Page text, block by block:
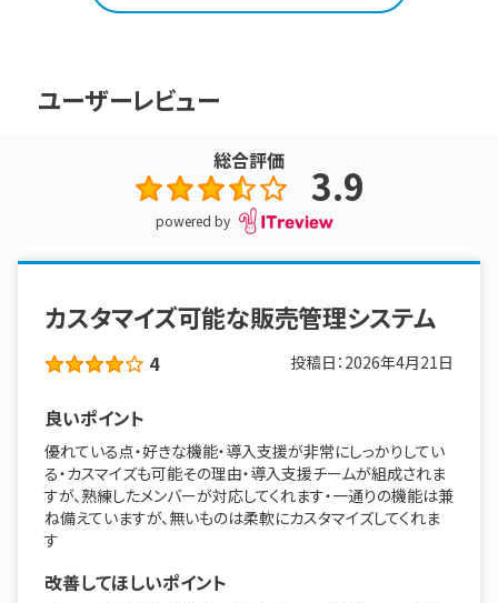
ユーザーレビュー
総合評価 3.9
powered by
カスタマイズ可能な販売管理システム
4 投稿日： 2026年4月21日
良いポイント
優れている点・好きな機能・導入支援が非常にしっかりしてい
る・カスマイズも可能その理由・導入支援チームが組成されま
すが、熟練したメンバーが対応してくれます・一通りの機能は兼
ね備えていますが、無いものは柔軟にカスタマイズしてくれま
す
改善してほしいポイント